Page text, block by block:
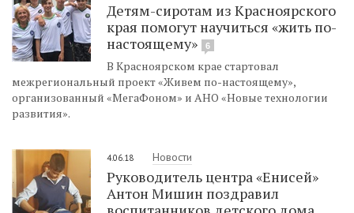
Детям-сиротам из Красноярского
края помогут научиться «жить по-
настоящему»
6
В Красноярском крае стартовал
межрегиональный проект «Живем по-настоящему»,
организованный «МегаФоном» и АНО «Новые технологии
развития».
4.06.18 Новости
Руководитель центра «Енисей»
Антон Мишин поздравил